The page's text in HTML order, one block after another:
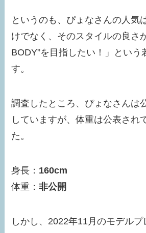
というのも、ぴょなさんの人気
けでなく、そのスタイルの良さ
BODY”を目指したい！」という
す。
調査したところ、ぴょなさんは
していますが、体重は公表され
た。
身長： 160cm
体重：非公開
しかし、2022年11月のモデル